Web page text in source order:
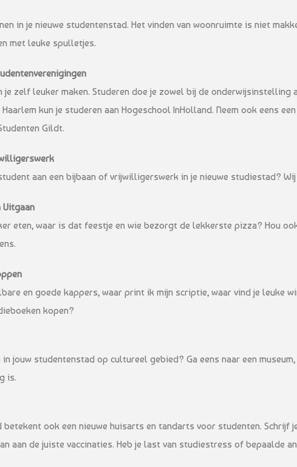
in je nieuwe studentenstad. Het vinden van woonruimte is niet
met leuke spulletjes.
je zelf leuker maken. Studeren doe je zowel bij de
kun je studeren aan Hogeschool InHolland. Neem ook eens
Gildt.
aan een bijbaan of vrijwilligerswerk in je nieuwe studiestad?
Uitgaan
eten, waar is dat feestje en wie bezorgt de lekkerste pizza? Hou
en goede kappers, waar print ik mijn scriptie, waar vind je leuke
kopen?
in jouw studentenstad op cultureel gebied? Ga eens naar een
is.
betekent ook een nieuwe huisarts en tandarts voor studenten. Schrijf
aan de juiste vaccinaties. Heb je last van studiestress of bepaalde